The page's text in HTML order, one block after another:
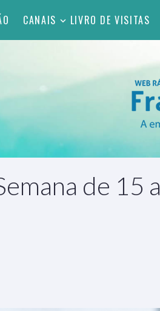
CANAIS LIVRO DE VISITAS
de 15 a